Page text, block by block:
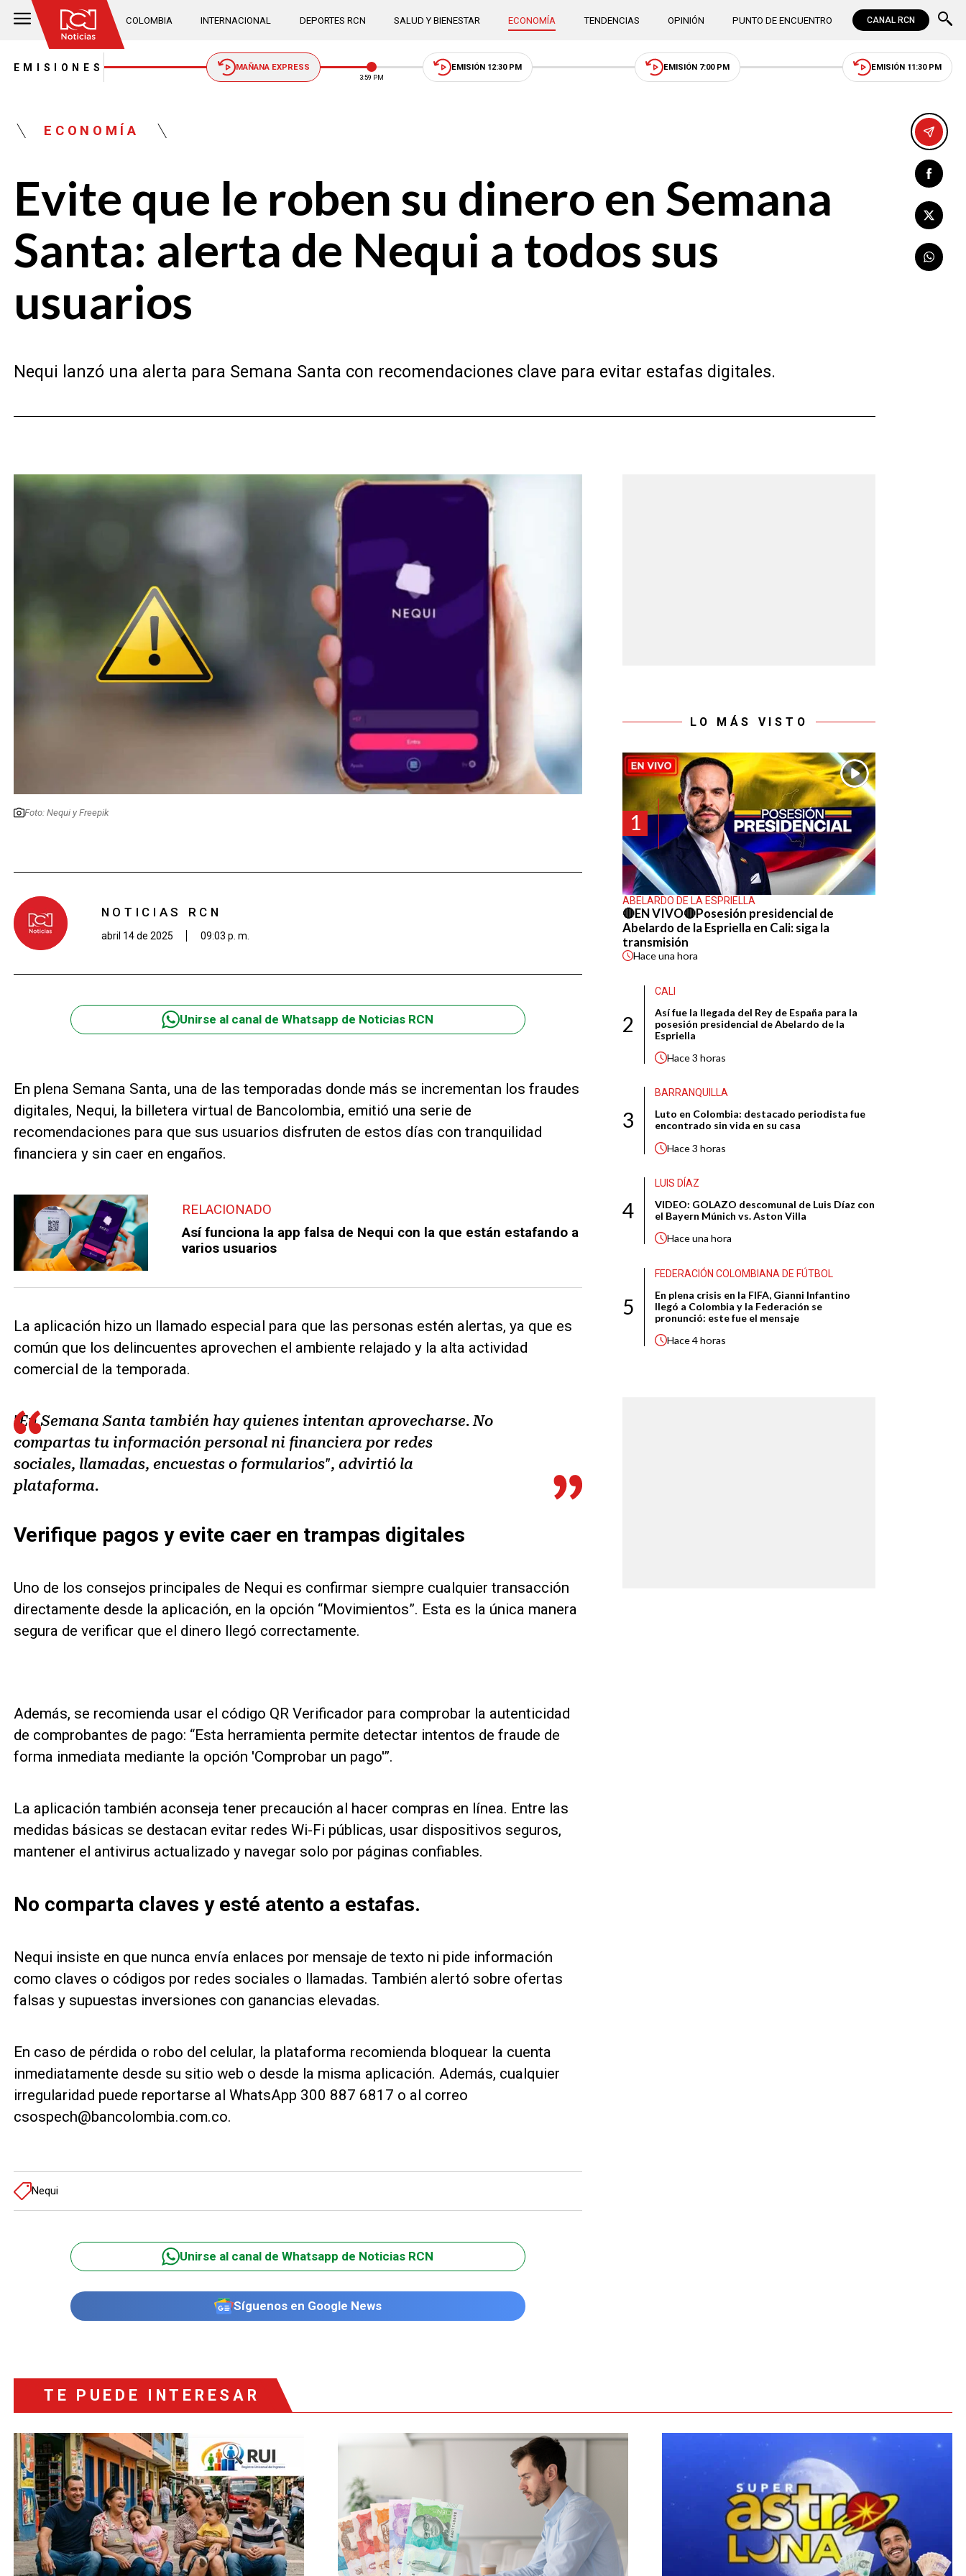
COLOMBIA INTERNACIONAL DEPORTES RCN SALUD Y BIENESTAR ECONOMÍA TENDENCIAS OPINIÓN PUNTO DE ENCUENTRO CANAL RCN
EMISIONES MAÑANA EXPRESS
3:59 PM
EMISIÓN 12:30 PM EMISIÓN 7:00 PM EMISIÓN 11:30 PM
ECONOMÍA
Evite que le roben su dinero en Semana
Santa: alerta de Nequi a todos sus
usuarios
Nequi lanzó una alerta para Semana Santa con recomendaciones clave para evitar estafas digitales.
Foto: Nequi y Freepik
NOTICIAS RCN
abril 14 de 2025 09:03 p. m.
Unirse al canal de Whatsapp de Noticias RCN
En plena Semana Santa, una de las temporadas donde más se incrementan los fraudes
digitales, Nequi, la billetera virtual de Bancolombia, emitió una serie de
recomendaciones para que sus usuarios disfruten de estos días con tranquilidad
financiera y sin caer en engaños.
RELACIONADO
Así funciona la app falsa de Nequi con la que están estafando a
varios usuarios
La aplicación hizo un llamado especial para que las personas estén alertas, ya que es
común que los delincuentes aprovechen el ambiente relajado y la alta actividad
comercial de la temporada.
"En Semana Santa también hay quienes intentan aprovecharse. No
compartas tu información personal ni financiera por redes
sociales, llamadas, encuestas o formularios", advirtió la
plataforma.
Verifique pagos y evite caer en trampas digitales
Uno de los consejos principales de Nequi es confirmar siempre cualquier transacción
directamente desde la aplicación, en la opción “Movimientos”. Esta es la única manera
segura de verificar que el dinero llegó correctamente.
Además, se recomienda usar el código QR Verificador para comprobar la autenticidad
de comprobantes de pago: “Esta herramienta permite detectar intentos de fraude de
forma inmediata mediante la opción 'Comprobar un pago'”.
La aplicación también aconseja tener precaución al hacer compras en línea. Entre las
medidas básicas se destacan evitar redes Wi-Fi públicas, usar dispositivos seguros,
mantener el antivirus actualizado y navegar solo por páginas confiables.
No comparta claves y esté atento a estafas.
Nequi insiste en que nunca envía enlaces por mensaje de texto ni pide información
como claves o códigos por redes sociales o llamadas. También alertó sobre ofertas
falsas y supuestas inversiones con ganancias elevadas.
En caso de pérdida o robo del celular, la plataforma recomienda bloquear la cuenta
inmediatamente desde su sitio web o desde la misma aplicación. Además, cualquier
irregularidad puede reportarse al WhatsApp 300 887 6817 o al correo
csospech@bancolombia.com.co.
Nequi
Unirse al canal de Whatsapp de Noticias RCN
Síguenos en Google News
LO MÁS VISTO
1
ABELARDO DE LA ESPRIELLA
🔴EN VIVO🔴Posesión presidencial de
Abelardo de la Espriella en Cali: siga la
transmisión
Haceuna hora
2
CALI
Así fue la llegada del Rey de España para la
posesión presidencial de Abelardo de la
Espriella
Hace3 horas
3
BARRANQUILLA
Luto en Colombia: destacado periodista fue
encontrado sin vida en su casa
Hace3 horas
4
LUIS DÍAZ
VIDEO: GOLAZO descomunal de Luis Díaz con
el Bayern Múnich vs. Aston Villa
Haceuna hora
5
FEDERACIÓN COLOMBIANA DE FÚTBOL
En plena crisis en la FIFA, Gianni Infantino
llegó a Colombia y la Federación se
pronunció: este fue el mensaje
Hace4 horas
TE PUEDE INTERESAR